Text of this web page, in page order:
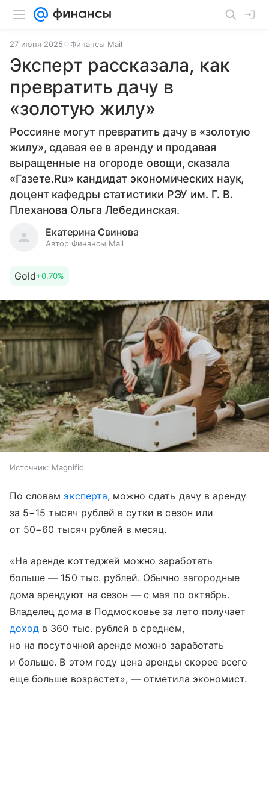
27 июня 2025 Финансы Mail
Эксперт рассказала, как
превратить дачу в
«золотую жилу»
Россияне могут превратить дачу в «золотую
жилу», сдавая ее в аренду и продавая
выращенные на огороде овощи, сказала
«Газете.Ru» кандидат экономических наук,
доцент кафедры статистики РЭУ им. Г. В.
Плеханова Ольга Лебединская.
Екатерина Свинова
Автор Финансы Mail
Gold+0.70%
Источник: Magnific
По словам эксперта, можно сдать дачу в аренду
за 5−15 тысяч рублей в сутки в сезон или
от 50−60 тысяч рублей в месяц.
«На аренде коттеджей можно заработать
больше — 150 тыс. рублей. Обычно загородные
дома арендуют на сезон — с мая по октябрь.
Владелец дома в Подмосковье за лето получает
доход в 360 тыс. рублей в среднем,
но на посуточной аренде можно заработать
и больше. В этом году цена аренды скорее всего
еще больше возрастет», — отметила экономист.